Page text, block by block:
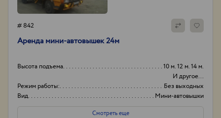
# 842
Аренда мини-автовышек 24м
Высота подъема
10 м. 12 м. 14 м.
И другое...
Режим работы:
Без выходных
Вид
Мини-автовышки
Высота вышки
24
Смотреть еще